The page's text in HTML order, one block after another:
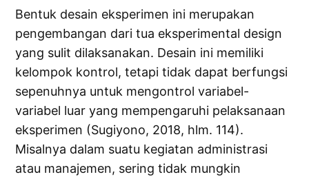
Bentuk desain eksperimen ini merupakan
pengembangan dari tua eksperimental design
yang sulit dilaksanakan. Desain ini memiliki
kelompok kontrol, tetapi tidak dapat berfungsi
sepenuhnya untuk mengontrol variabel-
variabel luar yang mempengaruhi pelaksanaan
eksperimen (Sugiyono, 2018, hlm. 114).
Misalnya dalam suatu kegiatan administrasi
atau manajemen, sering tidak mungkin